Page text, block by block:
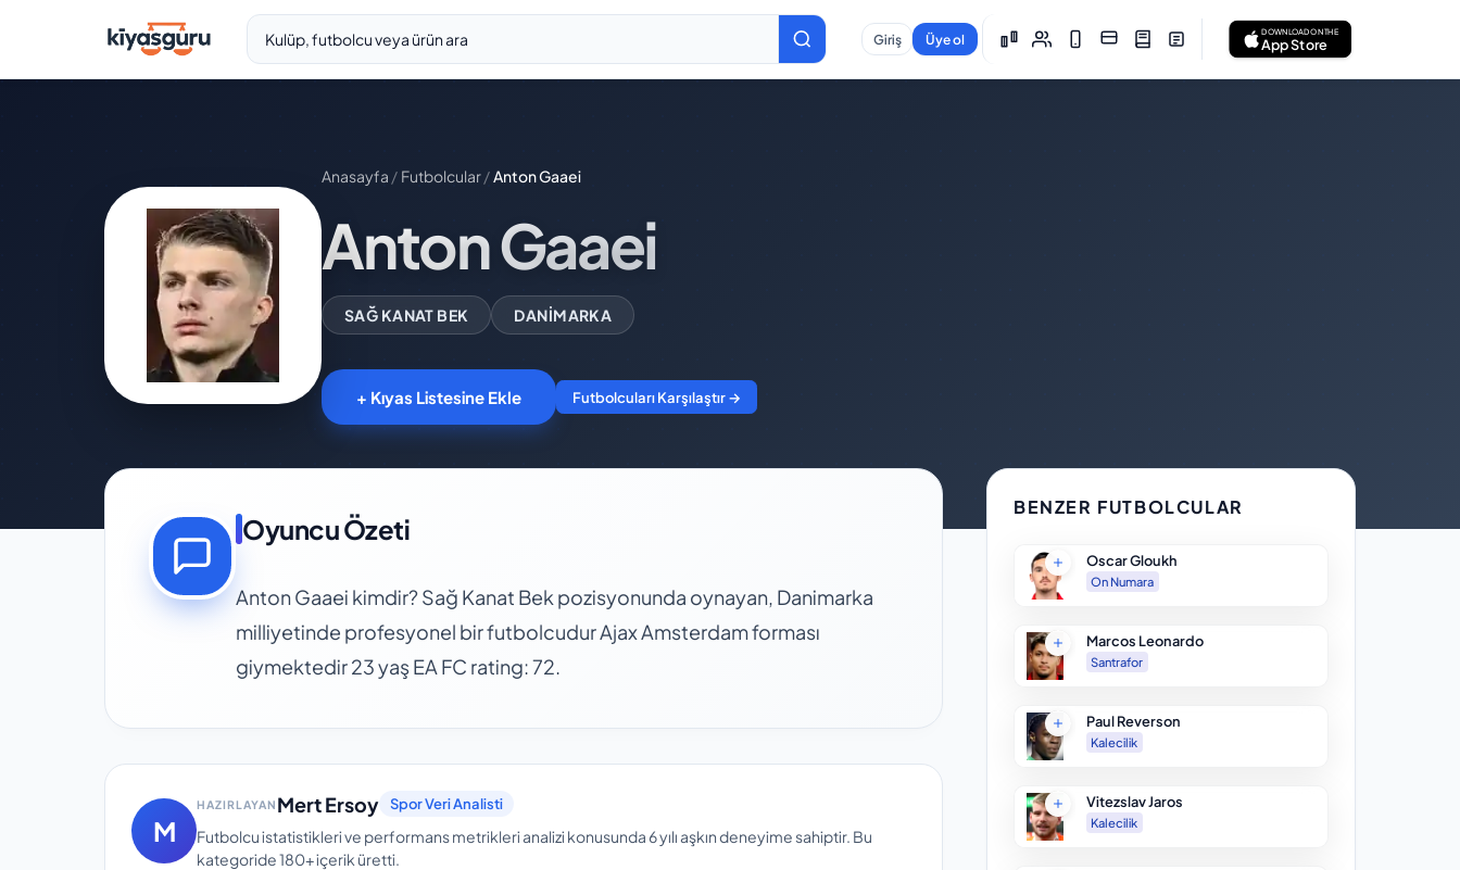
Giriş Üye ol DOWNLOAD ON THE
App Store
Anasayfa / Futbolcular/Anton Gaaei
Anton Gaaei
SAĞ KANAT BEK DANIMARKA
+ Kıyas Listesine Ekle Futbolcuları Karşılaştır →
Oyuncu Özeti
Anton Gaaei kimdir? Sağ Kanat Bek pozisyonunda oynayan, Danimarka
milliyetinde profesyonel bir futbolcudur Ajax Amsterdam forması
giymektedir 23 yaş EA FC rating: 72.
M
HAZIRLAYAN Mert Ersoy Spor Veri Analisti
Futbolcu istatistikleri ve performans metrikleri analizi konusunda 6 yılı aşkın deneyime sahiptir. Bu
kategoride180+içerik üretti.
BENZER FUTBOLCULAR
Oscar Gloukh
On Numara
Marcos Leonardo
Santrafor
Paul Reverson
Kalecilik
Vitezslav Jaros
Kalecilik